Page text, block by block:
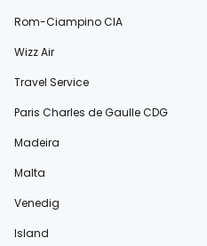
Rom-Ciampino CIA
Wizz Air
Travel Service
Paris Charles de Gaulle CDG
Madeira
Malta
Venedig
Island